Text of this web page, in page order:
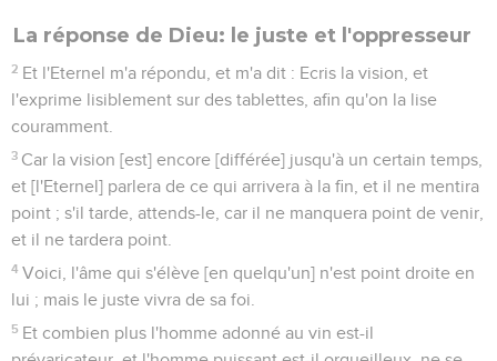
La réponse de Dieu: le juste et l'oppresseur
2 Et l'Eternel m'a répondu, et m'a dit : Ecris la vision, et
l'exprime lisiblement sur des tablettes, afin qu'on la lise
couramment.
3 Car la vision [est] encore [différée] jusqu'à un certain temps,
et [l'Eternel] parlera de ce qui arrivera à la fin, et il ne mentira
point ; s'il tarde, attends-le, car il ne manquera point de venir,
et il ne tardera point.
4 Voici, l'âme qui s'élève [en quelqu'un] n'est point droite en
lui ; mais le juste vivra de sa foi.
5 Et combien plus l'homme adonné au vin est-il